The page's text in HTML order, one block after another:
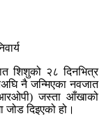
शिशुको २८ दिनभित्र
नै जन्मिएका नवजात
(आरओपी) जस्ता आँखाको
जोड दिइएको हो।